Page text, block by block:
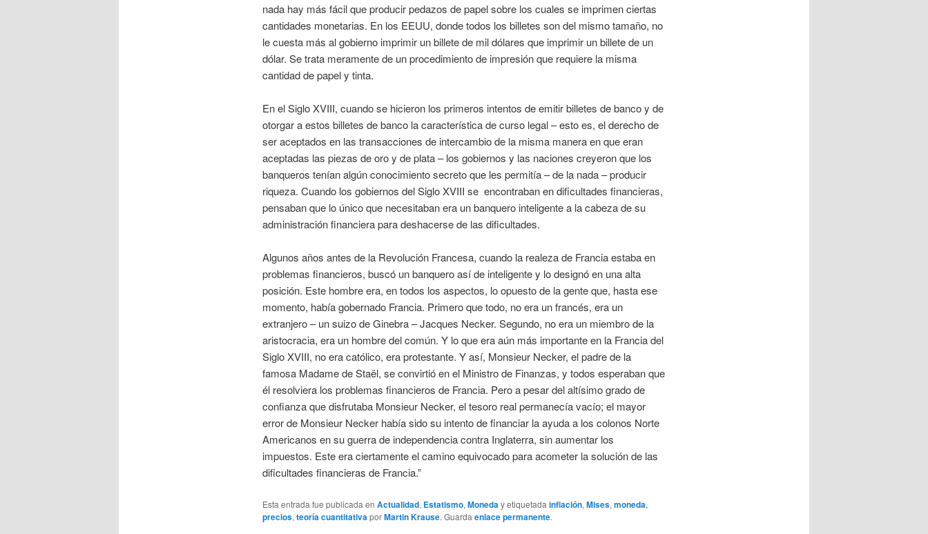
nada hay más fácil que producir pedazos de papel sobre los cuales se imprimen ciertas
cantidades monetarias. En los EEUU, donde todos los billetes son del mismo tamaño, no
le cuesta más al gobierno imprimir un billete de mil dólares que imprimir un billete de un
dólar. Se trata meramente de un procedimiento de impresión que requiere la misma
cantidad de papel y tinta.
En el Siglo XVIII, cuando se hicieron los primeros intentos de emitir billetes de banco y de
otorgar a estos billetes de banco la característica de curso legal – esto es, el derecho de
ser aceptados en las transacciones de intercambio de la misma manera en que eran
aceptadas las piezas de oro y de plata – los gobiernos y las naciones creyeron que los
banqueros tenían algún conocimiento secreto que les permitía – de la nada – producir
riqueza. Cuando los gobiernos del Siglo XVIII se encontraban en dificultades financieras,
pensaban que lo único que necesitaban era un banquero inteligente a la cabeza de su
administración financiera para deshacerse de las dificultades.
Algunos años antes de la Revolución Francesa, cuando la realeza de Francia estaba en
problemas financieros, buscó un banquero así de inteligente y lo designó en una alta
posición. Este hombre era, en todos los aspectos, lo opuesto de la gente que, hasta ese
momento, había gobernado Francia. Primero que todo, no era un francés, era un
extranjero – un suizo de Ginebra – Jacques Necker. Segundo, no era un miembro de la
aristocracia, era un hombre del común. Y lo que era aún más importante en la Francia del
Siglo XVIII, no era católico, era protestante. Y así, Monsieur Necker, el padre de la
famosa Madame de Staël, se convirtió en el Ministro de Finanzas, y todos esperaban que
él resolviera los problemas financieros de Francia. Pero a pesar del altísimo grado de
confianza que disfrutaba Monsieur Necker, el tesoro real permanecía vacío; el mayor
error de Monsieur Necker había sido su intento de financiar la ayuda a los colonos Norte
Americanos en su guerra de independencia contra Inglaterra, sin aumentar los
impuestos. Este era ciertamente el camino equivocado para acometer la solución de las
dificultades financieras de Francia.”
Esta entrada fue publicada en Actualidad, Estatismo, Moneday etiquetada inflación, Mises, moneda,
precios, teoría cuantitativaporMartin Krause. Guarda enlace permanente.